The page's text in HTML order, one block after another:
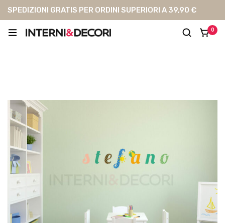
SPEDIZIONI GRATIS PER ORDINI SUPERIORI A 39,90 €
0